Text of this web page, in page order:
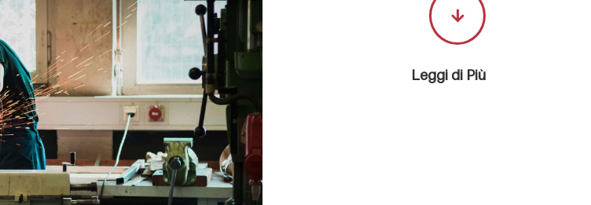

Leggi di Più